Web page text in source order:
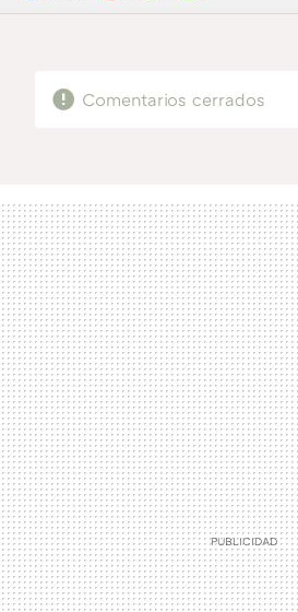
FACEBOOK
TWITTERFLIPBOARD
E-
WHATSAPP
Comentarios cerrados